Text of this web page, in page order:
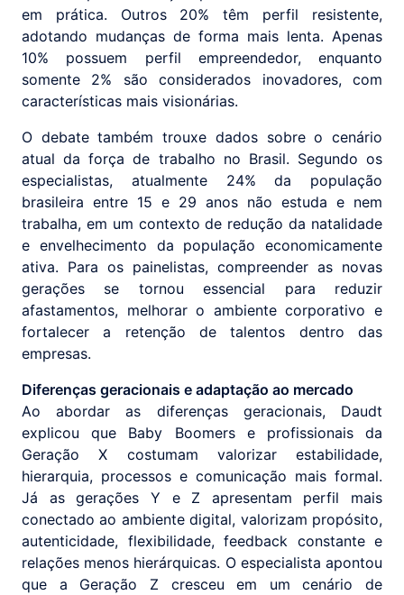
em prática. Outros 20% têm perfil resistente,
adotando mudanças de forma mais lenta. Apenas
10% possuem perfil empreendedor, enquanto
somente 2% são considerados inovadores, com
características mais visionárias.
O debate também trouxe dados sobre o cenário
atual da força de trabalho no Brasil. Segundo os
especialistas, atualmente 24% da população
brasileira entre 15 e 29 anos não estuda e nem
trabalha, em um contexto de redução da natalidade
e envelhecimento da população economicamente
ativa. Para os painelistas, compreender as novas
gerações se tornou essencial para reduzir
afastamentos, melhorar o ambiente corporativo e
fortalecer a retenção de talentos dentro das
empresas.
Diferenças geracionais e adaptação ao mercado
Ao abordar as diferenças geracionais, Daudt
explicou que Baby Boomers e profissionais da
Geração X costumam valorizar estabilidade,
hierarquia, processos e comunicação mais formal.
Já as gerações Y e Z apresentam perfil mais
conectado ao ambiente digital, valorizam propósito,
autenticidade, flexibilidade, feedback constante e
relações menos hierárquicas. O especialista apontou
que a Geração Z cresceu em um cenário de